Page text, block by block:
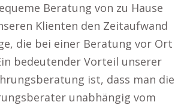
Beratung von zu Hause
Klienten den Zeitaufwand
die bei einer Beratung vor Ort
bedeutender Vorteil unserer
ist, dass man die
unabhängig vom